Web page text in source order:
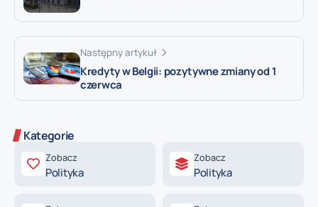
Następny artykuł
Kredyty w Belgii: pozytywne zmiany od 1
czerwca
Kategorie
Zobacz
Polityka
Zobacz
Polityka